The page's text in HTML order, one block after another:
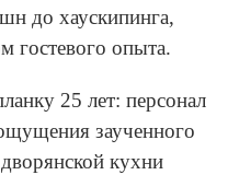
до хаускипинга,
гостевого опыта.
25 лет: персонал
заученного
кухни